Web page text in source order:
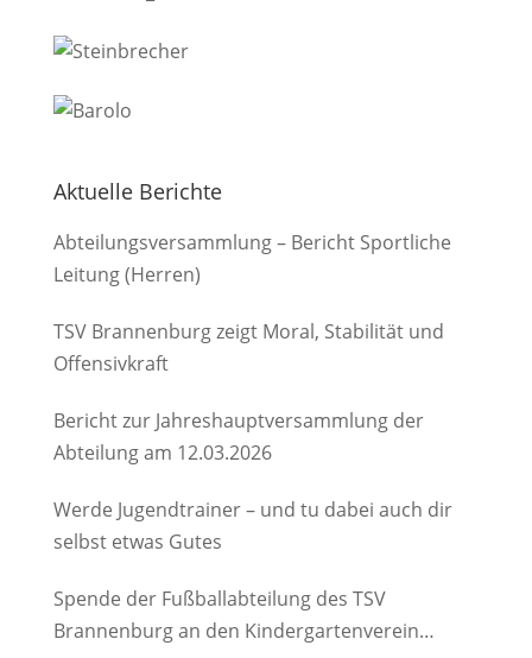
Aktuelle Berichte
Abteilungsversammlung – Bericht Sportliche
Leitung (Herren)
TSV Brannenburg zeigt Moral, Stabilität und
Offensivkraft
Bericht zur Jahreshauptversammlung der
Abteilung am 12.03.2026
Werde Jugendtrainer – und tu dabei auch dir
selbst etwas Gutes
Spende der Fußballabteilung des TSV
Brannenburg an den Kindergartenverein